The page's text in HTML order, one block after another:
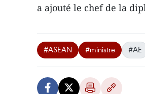
a ajouté le chef de la
#ASEAN #ministre #AE